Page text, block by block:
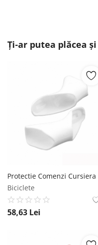
Ți-ar putea plăcea și
Biciclete
58,63 Lei